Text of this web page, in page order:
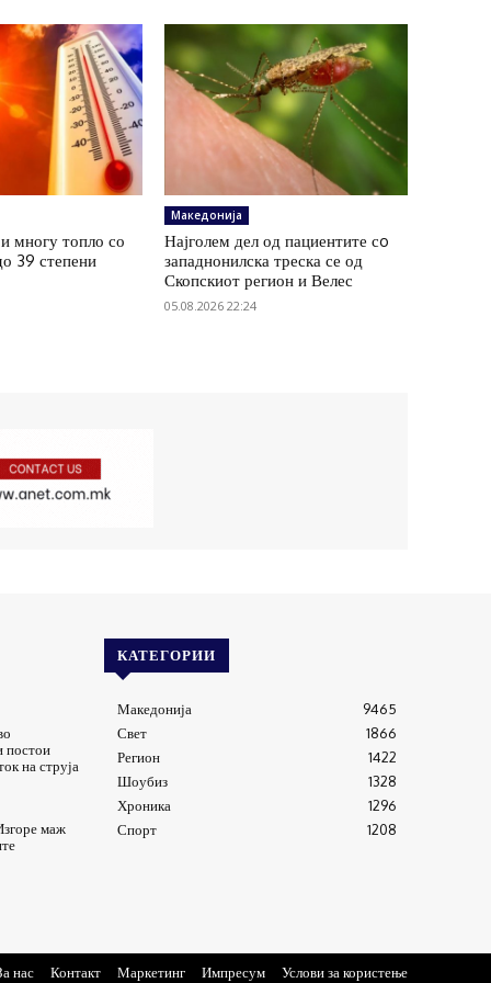
многу топло со
39 степени
Македонија
Најголем дел од пациентите сo
западнонилска треска се од
Скопскиот регион и Велес
05.08.2026 22:24
постои
на струја
маж
КАТЕГОРИИ
Македонија
9465
Свет
1866
Регион
1422
Шоубиз
1328
Хроника
1296
Спорт
1208
нас Контакт Маркетинг Импресум Услови за користење